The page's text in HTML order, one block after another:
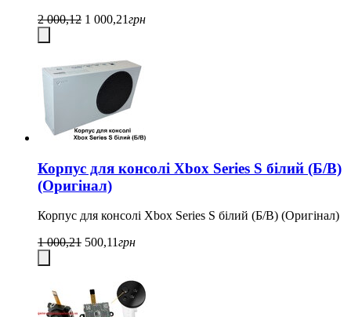
2 000,12 1 000,21грн
Корпус для консолі Xbox Series S білий (Б/В)
(Оригінал)
Корпус для консолі Xbox Series S білий (Б/В) (Оригінал)
1 000,21 500,11грн